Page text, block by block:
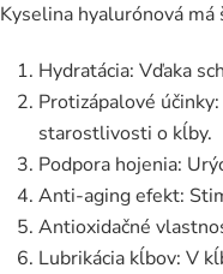
Kyselina hyalurónová
Hydratácia: Vďaka
Protizápalové
starostlivosti o kĺby.
Podpora hojenia:
Anti-aging efekt:
Antioxidačné
Lubrikácia kĺbov: V